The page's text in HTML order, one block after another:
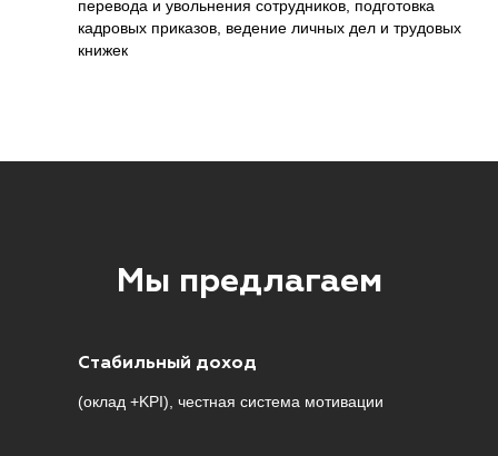
перевода и увольнения сотрудников, подготовка
кадровых приказов, ведение личных дел и трудовых
книжек
Мы предлагаем
Стабильный доход
(оклад +KPI), честная система мотивации